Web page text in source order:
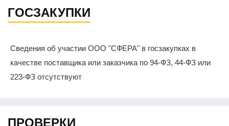
ГОСЗАКУПКИ
Сведения об участии ООО "СФЕРА" в госзакупках в
качестве поставщика или заказчика по 94-ФЗ, 44-ФЗ или
223-ФЗ отсутствуют
ПРОВЕРКИ